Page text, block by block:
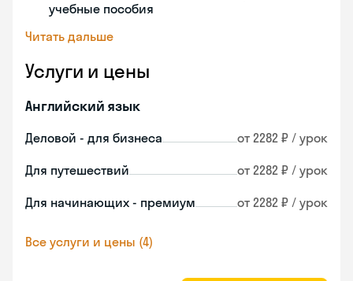
учебные пособия
Читать дальше
Услуги и цены
Английский язык
Деловой - для бизнеса от 2282 ₽ / урок
Для путешествий от 2282 ₽ / урок
Для начинающих - премиум от 2282 ₽ / урок
Все услуги и цены (4)